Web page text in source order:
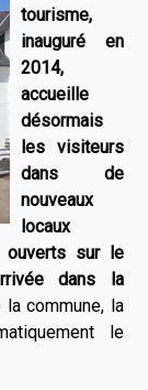
tourisme,
inauguré en
2014,
accueille
désormais
les visiteurs
dans de
nouveaux
locaux
ouverts sur le
dans la
commune, la
le